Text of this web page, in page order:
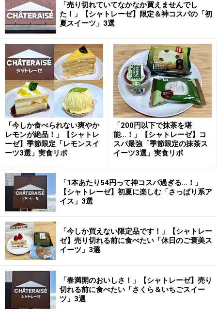
通常商品にはないシャトレーゼの「杏仁豆腐」。桃のジュレ
との相性も最高
シャトレーゼでは通常商品として「杏仁豆腐」は販売さ
れていないため、こちらは今しか味わえない季節限定商
品です。牛乳と北海道産純生クリームに、杏仁霜（きょ
うにんそう）を加えた本格的な味わいに仕上がっていま
す。
白桃の濃厚な甘み×ミルキーな杏仁豆腐が絶品！
ひと口食べると、つるんと滑らかな口どけに、杏仁豆腐
ならではの華やかな香りとミルキーでやさしい甘みが広
がります。そこへ白桃ソースの濃厚な甘みが加わり、絶
妙なバランスに！ 白桃の爽やかな風味と杏仁豆腐のおい
しさを存分に堪能できる一品です。
2. 「山梨県産白桃のふんわりロール」194
円
「山梨県産白桃のふんわりロール」194円（税込）
続いて紹介するのは、「山梨県産白桃のふんわりロー
ル」194円（税込）。シャトレーゼで人気のロールケー
「売り切れていてなかなか買えませんでし
た！」【シャトレーゼ】限定＆神コスパの「初
夏スイーツ」3選
「今しか食べられない爽やか
レモンが絶品！」【シャトレ
ーゼ】季節限定「レモンスイ
ーツ3選」実食リポ
「200円以下で抹茶を堪
能…！」【シャトレーゼ】コ
スパ最強「季節限定の抹茶ス
イーツ3選」実食リポ
「1本あたり54円って神コスパ過ぎる…！」
【シャトレーゼ】初夏に楽しむ「さっぱり系ア
イス」3選
「今しか買えない限定品です！」【シャトレー
ゼ】売り切れる前に食べたい「休日のご褒美ス
イーツ」3選
「春満開のおいしさ！」【シャトレーゼ】売り
切れる前に食べたい「さくら＆いちごスイー
ツ」3選